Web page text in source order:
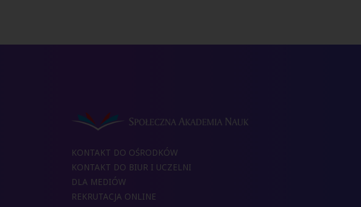
KONTAKT DO OŚRODKÓW
KONTAKT DO BIUR I UCZELNI
DLA MEDIÓW
REKRUTACJA ONLINE